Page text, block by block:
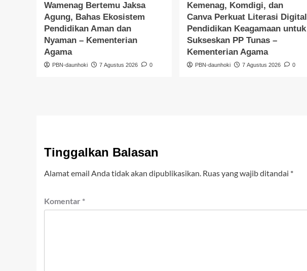
Wamenag Bertemu Jaksa
Agung, Bahas Ekosistem
Pendidikan Aman dan
Nyaman – Kementerian
Agama
PBN-daunhoki 7 Agustus 2026 0
Kemenag, Komdigi, dan
Canva Perkuat Literasi Digital
Pendidikan Keagamaan untuk
Sukseskan PP Tunas –
Kementerian Agama
PBN-daunhoki 7 Agustus 2026 0
Tinggalkan Balasan
Alamat email Anda tidak akan dipublikasikan. Ruas yang wajib ditandai *
Komentar *